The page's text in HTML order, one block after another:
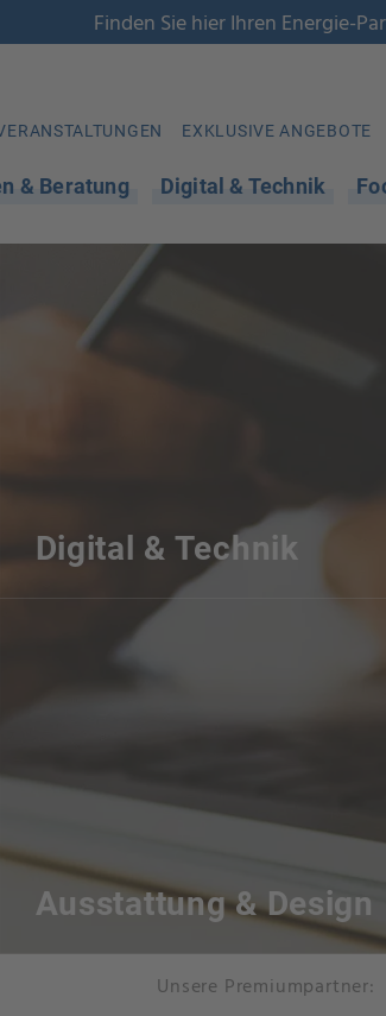
Finden Sie hier Ihren Energie-
EXKLUSIVE ANGEBOTE
& Beratung Digital & Technik
Digital & Technik
Ausstattung & Design
Unsere Premiumpartner: